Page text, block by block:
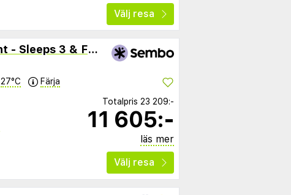
Välj resa
Beachfront Apartment - Sleeps 3 & Free Parking
27°C Färja
Totalpris 23 209:-
11 605:-
läs mer
Välj resa